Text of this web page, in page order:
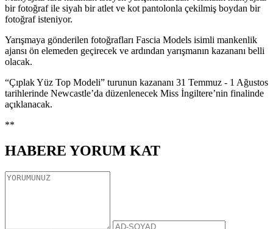
bir fotoğraf ile siyah bir atlet ve kot pantolonla çekilmiş boydan bir
fotoğraf isteniyor.
Yarışmaya gönderilen fotoğrafları Fascia Models isimli mankenlik
ajansı ön elemeden geçirecek ve ardından yarışmanın kazananı belli
olacak.
“Çıplak Yüz Top Modeli” turunun kazananı 31 Temmuz - 1 Ağustos
tarihlerinde Newcastle’da düzenlenecek Miss İngiltere’nin finalinde
açıklanacak.
**
HABERE YORUM KAT